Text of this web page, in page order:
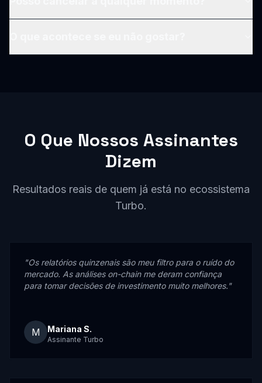
O Que Nossos Assinantes
Dizem
Resultados reais de quem já está no ecossistema
Turbo.
"Os relatórios quinzenais são meu filtro para o ruído do
mercado. As análises on-chain me deram confiança
para tomar decisões de investimento muito melhores."
M Mariana S.
Assinante Turbo